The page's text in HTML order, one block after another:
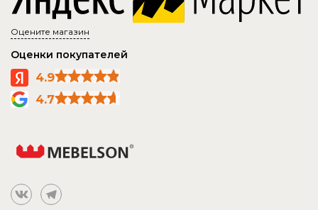
Оцените магазин
Оценки покупателей
4.9
4.7